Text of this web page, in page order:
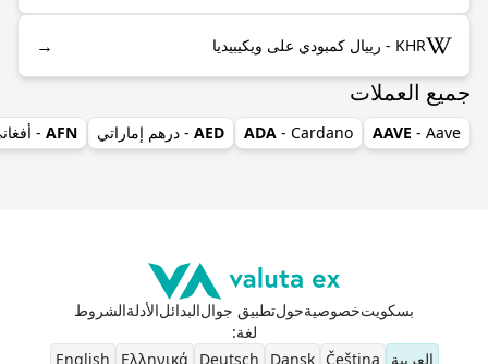
KHR - رييال كمبودي على ويكيبيديا →
جميع العملات
AAVE - Aave
ADA - Cardano
AED - درهم إماراتي AFN
-
بسكويتخصوصيةحولتطبيق جوالالبدائلالأدلةالشروط
لغة:
العربية
Čeština
Dansk
Deutsch
Ελληνικά
English